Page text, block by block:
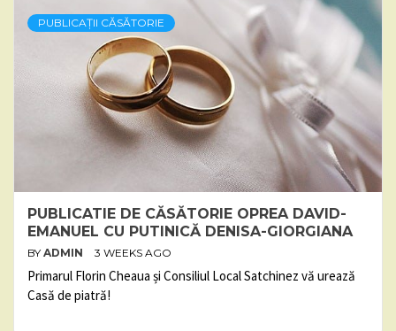
PUBLICAȚII CĂSĂTORIE
PUBLICATIE DE CĂSĂTORIE OPREA DAVID-
EMANUEL CU PUTINICĂ DENISA-GIORGIANA
BY ADMIN 3 WEEKS AGO
Primarul Florin Cheaua și Consiliul Local Satchinez vă urează
Casă de piatră!